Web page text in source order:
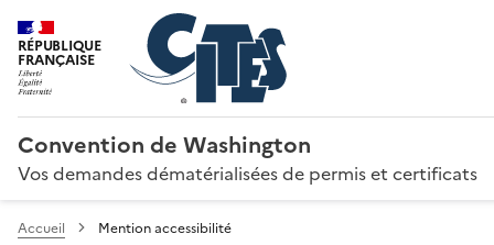
RÉPUBLIQUE
FRANÇAISE
Convention de Washington
Vos demandes dématérialisées de permis et certificats
Accueil Mention accessibilité